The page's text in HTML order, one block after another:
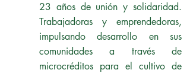
23 años de unión y solidaridad.
Trabajadoras y emprendedoras,
impulsando desarrollo en sus
comunidades a través de
microcréditos para el cultivo de